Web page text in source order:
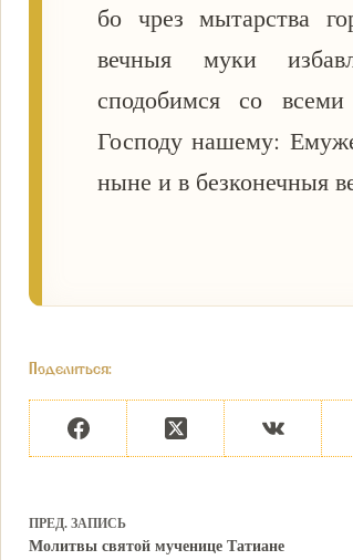
бо чрез мытарства
вечныя муки
сподобимся со
Господу нашему:
ныне и в безконечныя
Поделиться:
ПРЕД. ЗАПИСЬ
Молитвы святой мученице Татиане